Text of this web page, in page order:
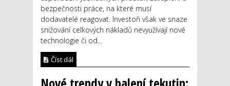
bezpečnosti práce, na které musí
dodavatelé reagovat. Investoři však ve snaze
snižování celkových nákladů nevyužívají nové
technologie či od...
Číst dál